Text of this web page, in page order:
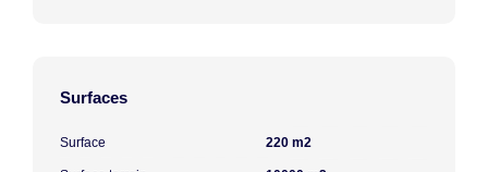
Surfaces
Surface 220 m2